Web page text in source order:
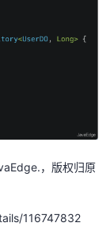
，版权归原
116747832